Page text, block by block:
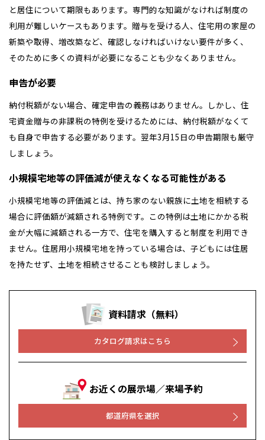
と居住について期限もあります。専門的な知識がなければ制度の
利用が難しいケースもあります。贈与を受ける人、住宅用の家屋の
新築や取得、増改築など、確認しなければいけない要件が多く、
そのために多くの資料が必要になることも少なくありません。
申告が必要
納付税額がない場合、確定申告の義務はありません。しかし、住
宅資金贈与の非課税の特例を受けるためには、納付税額がなくて
も自身で申告する必要があります。翌年3月15日の申告期限も厳守
しましょう。
小規模宅地等の評価減が使えなくなる可能性がある
小規模宅地等の評価減とは、持ち家のない親族に土地を相続する
場合に評価額が減額される特例です。この特例は土地にかかる税
金が大幅に減額される一方で、住宅を購入すると制度を利用でき
ません。住居用小規模宅地を持っている場合は、子どもには住居
を持たせず、土地を相続させることも検討しましょう。
資料請求（無料）
カタログ請求はこちら
お近くの展示場／来場予約
都道府県を選択